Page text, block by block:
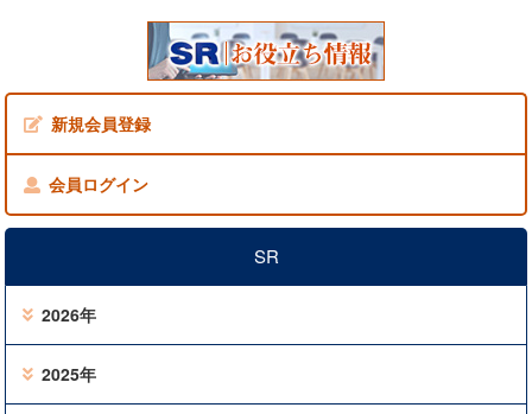
新規会員登録
会員ログイン
SR
2026年
2025年